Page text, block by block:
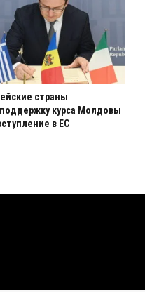
страны
курса Молдовы
в ЕС